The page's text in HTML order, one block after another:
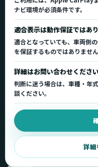
ナビ環境が必須条件です。
適合表示は動作保証ではあ
適合となっていても、車両側
を保証するものではありません
詳細はお問い合わせください
判断に迷う場合は、車種・年
談ください。
詳細
ます。
正規販売代理店 車種適合情報
製品を探す
製品一覧
車種適合を確認
用途から製品を選ぶ
取扱店舗・購入先
弊社販売ストアへ
公式情報